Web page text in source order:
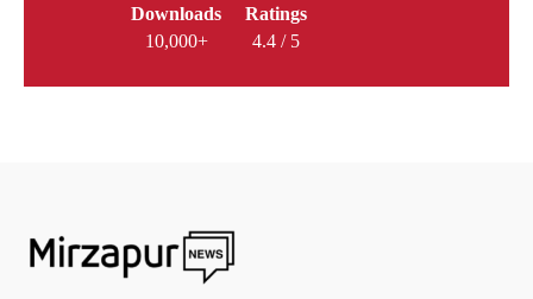
Downloads
10,000+
Ratings
4.4 / 5